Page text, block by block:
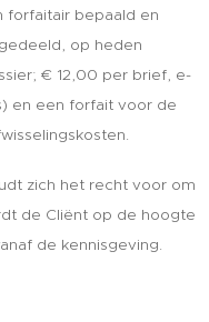
forfaitair bepaald en
op heden
€ 12,00 per brief, e-
en een forfait voor de
zich het recht voor om
de Cliënt op de hoogte
de kennisgeving.